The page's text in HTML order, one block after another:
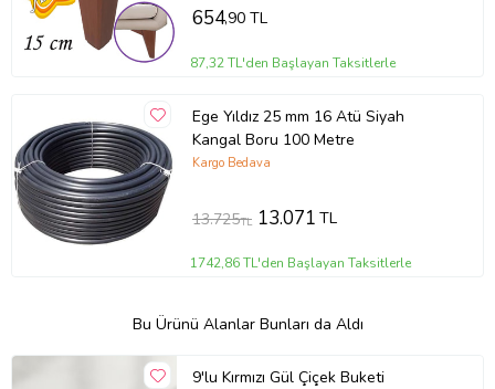
654,90 TL
87,32 TL'den Başlayan Taksitlerle
Ege Yıldız 25 mm 16 Atü Siyah
Kangal Boru 100 Metre
Kargo Bedava
13.725TL 13.071TL
1742,86 TL'den Başlayan Taksitlerle
Bu Ürünü Alanlar Bunları da Aldı
9'lu Kırmızı Gül Çiçek Buketi